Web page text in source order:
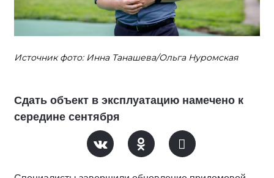
Источник фото: Инна Танашева/Ольга Нуромская
Сдать объект в эксплуатацию намечено к
середине сентября